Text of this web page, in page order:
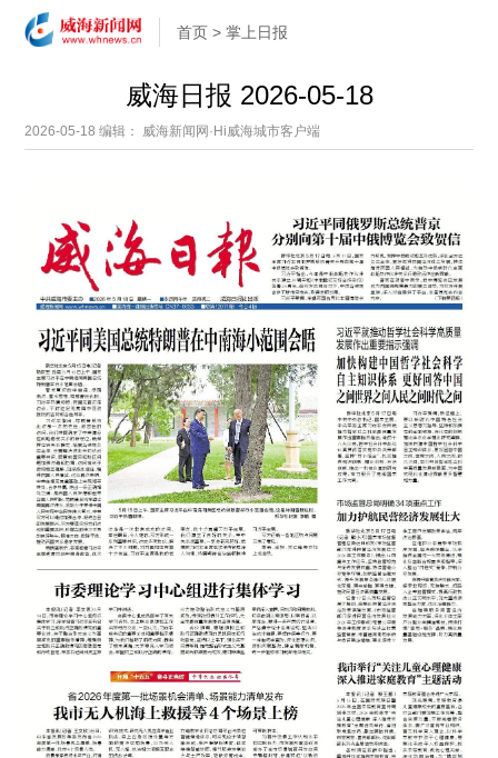
首页 >掌上日报
威海日报 2026-05-18
2026-05-18编辑： 威海新闻网·Hi威海城市客户端